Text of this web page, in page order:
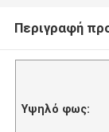
Περιγραφή
Υψηλό φως: